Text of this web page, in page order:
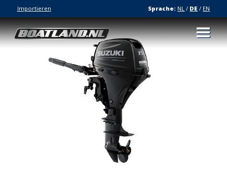
Importieren Sprache: NL / DE / EN